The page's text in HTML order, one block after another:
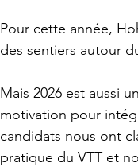
Pour cette année,
des sentiers autour
Mais 2026 est aussi
motivation pour
candidats nous ont
pratique du VTT et